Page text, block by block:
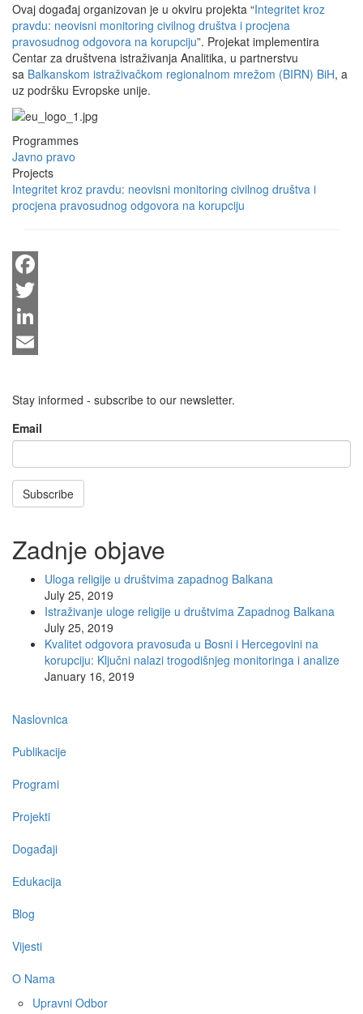
Ovaj događaj organizovan je u okviru projekta “Integritet kroz
pravdu: neovisni monitoring civilnog društva i procjena
pravosudnog odgovora na korupciju”. Projekat implementira
Centar za društvena istraživanja Analitika, u partnerstvu
sa Balkanskom istraživačkom regionalnom mrežom (BIRN) BiH, a
uz podršku Evropske unije.
Programmes
Javno pravo
Projects
Integritet kroz pravdu: neovisni monitoring civilnog društva i
procjena pravosudnog odgovora na korupciju
Facebook
Twitter
LinkedIn
Stay informed - subscribe to our newsletter.
Email
Subscribe
Zadnje objave
Uloga religije u društvima zapadnog Balkana
July 25, 2019
Istraživanje uloge religije u društvima Zapadnog Balkana
July 25, 2019
Kvalitet odgovora pravosuđa u Bosni i Hercegovini na
korupciju: Ključni nalazi trogodišnjeg monitoringa i analize
January 16, 2019
Main
navigation
Naslovnica
Publikacije
Programi
Projekti
Događaji
Edukacija
Blog
Vijesti
O Nama
Upravni Odbor